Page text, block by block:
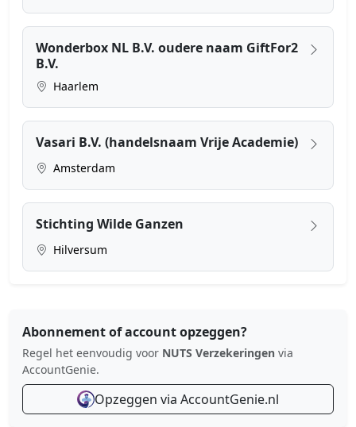
Wonderbox NL B.V. oudere naam GiftFor2
B.V.
Haarlem
Vasari B.V. (handelsnaam Vrije Academie)
Amsterdam
Stichting Wilde Ganzen
Hilversum
Abonnement of account opzeggen?
Regel het eenvoudig voor NUTS Verzekeringen via
AccountGenie.
Opzeggen via AccountGenie.nl